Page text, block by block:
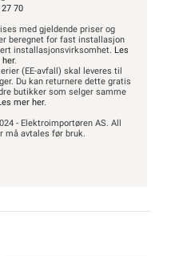
70
med gjeldende priser og
beregnet for fast installasjon
installasjonsvirksomhet. Les
.
(EE-avfall) skal leveres til
Du kan returnere dette gratis
butikker som selger samme
mer her.
- Elektroimportøren AS. All
må avtales før bruk.